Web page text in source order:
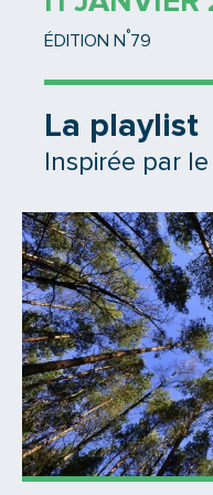
ÉDITION N °79
La playlist
Inspirée par